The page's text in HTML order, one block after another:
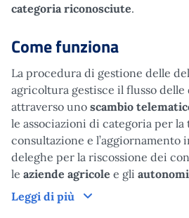
categoria riconosciute.
Come funziona
La procedura di gestione delle
agricoltura gestisce il flusso delle
attraverso uno scambio
le associazioni di categoria per la
consultazione e l’aggiornamento
deleghe per la riscossione dei
le aziende agricole e gli
Leggi di più
Come funziona